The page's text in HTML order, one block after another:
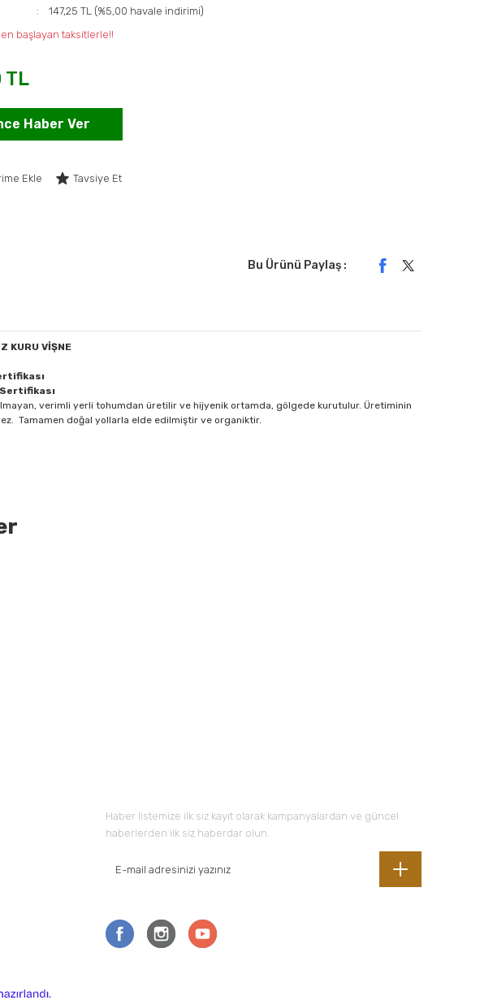
147,25 TL (%5,00 havale indirimi)
başlayan taksitlerle!!
TL
Haber Ver
Tavsiye Et
Bu Ürünü Paylaş :
KURU VİŞNE
verimli yerli tohumdan üretilir ve hijyenik ortamda, gölgede kurutulur. Üretiminin
Tamamen doğal yollarla elde edilmiştir ve organiktir.
kullanarak tarafımıza iletebilirsiniz.
Haber listemize ilk siz kayıt olarak kampanyalardan ve güncel
haberlerden ilk siz haberdar olun.